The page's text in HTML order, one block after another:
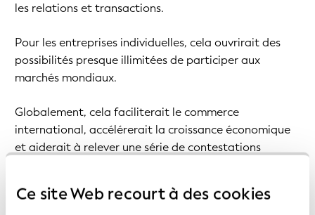
Ce site Web recourt à des cookies
les relations et transactions.
Pour les entreprises individuelles, cela ouvrirait des
possibilités presque illimitées de participer aux
marchés mondiaux.
Globalement, cela faciliterait le commerce
international, accélérerait la croissance économique
et aiderait à relever une série de contestations
flux de capitaux internationaux, le fardeau de la